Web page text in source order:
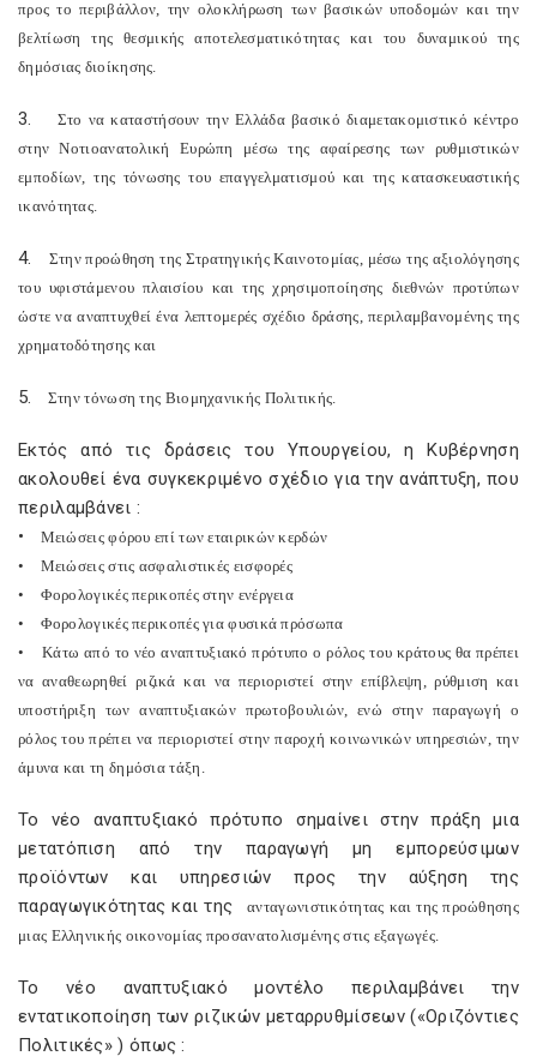
προς το περιβάλλον, την ολοκλήρωση των βασικών υποδομών και την
βελτίωση της θεσμικής αποτελεσματικότητας και του δυναμικού της
δημόσιας διοίκησης.
3.
Στο να καταστήσουν την Ελλάδα βασικό διαμετακομιστικό κέντρο
στην Νοτιοανατολική Ευρώπη μέσω της αφαίρεσης των ρυθμιστικών
εμποδίων, της τόνωσης του επαγγελματισμού και της κατασκευαστικής
ικανότητας.
4.
Στην προώθηση της Στρατηγικής Καινοτομίας, μέσω της αξιολόγησης
του υφιστάμενου πλαισίου και της χρησιμοποίησης διεθνών προτύπων
ώστε να αναπτυχθεί ένα λεπτομερές σχέδιο δράσης, περιλαμβανομένης της
χρηματοδότησης και
5. Στην τόνωση της Βιομηχανικής Πολιτικής.
Εκτός από τις δράσεις του Υπουργείου, η Κυβέρνηση
ακολουθεί ένα συγκεκριμένο σχέδιο για την ανάπτυξη, που
περιλαμβάνει :
•
Μειώσεις φόρου επί των εταιρικών κερδών
•
Μειώσεις στις ασφαλιστικές εισφορές
•
Φορολογικές περικοπές στην ενέργεια
•
Φορολογικές περικοπές για φυσικά πρόσωπα
•
Κάτω από το νέο αναπτυξιακό πρότυπο ο ρόλος του κράτους θα πρέπει
να αναθεωρηθεί ριζικά και να περιοριστεί στην επίβλεψη, ρύθμιση και
υποστήριξη των αναπτυξιακών πρωτοβουλιών, ενώ στην παραγωγή ο
ρόλος του πρέπει να περιοριστεί στην παροχή κοινωνικών υπηρεσιών, την
άμυνα και τη δημόσια τάξη.
Το νέο αναπτυξιακό πρότυπο σημαίνει στην πράξη μια
μετατόπιση από την παραγωγή μη εμπορεύσιμων
προϊόντων και υπηρεσιών προς την αύξηση της
παραγωγικότητας και της
ανταγωνιστικότητας και της προώθησης
μιας Ελληνικής οικονομίας προσανατολισμένης στις εξαγωγές.
Το νέο αναπτυξιακό μοντέλο περιλαμβάνει την
εντατικοποίηση των ριζικών μεταρρυθμίσεων («Οριζόντιες
Πολιτικές» ) όπως :